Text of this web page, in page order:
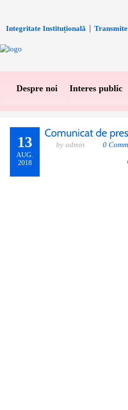
Integritate Instituțională
Despre noi Interes public
13
AUG.
2018
by admin 0